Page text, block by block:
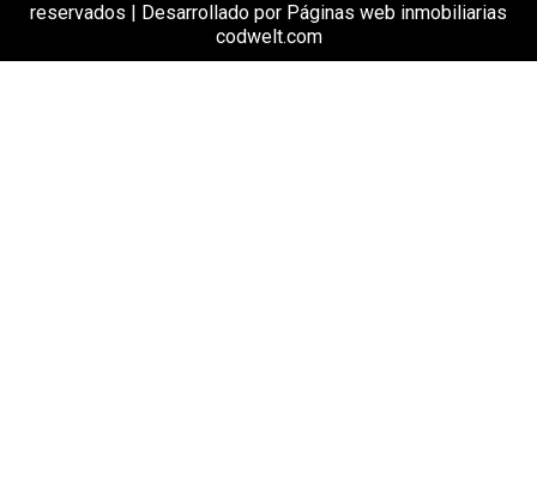
reservados | Desarrollado por Páginas web inmobiliarias
codwelt.com